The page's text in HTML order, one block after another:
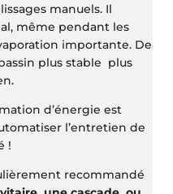
manuels. Il
même pendant les
importante. De
plus stable plus
d’énergie est
l’entretien de
!
recommandé